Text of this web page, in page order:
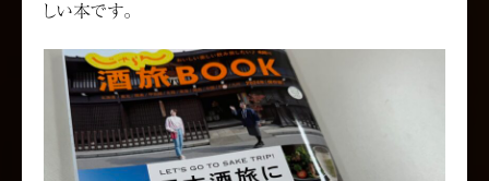
しい本です。